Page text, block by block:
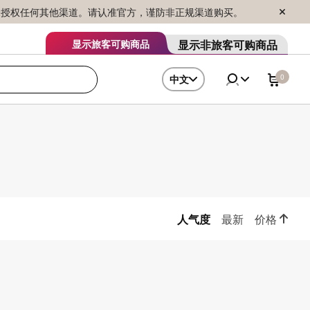
任何其他渠道。请认准官方，谨防非正规渠道购买。
显示旅客可购商品 显示非旅客可购商品
中文 0
人气度 最新 价格